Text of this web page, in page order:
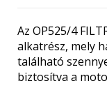
Az OP525/4
alkatrész, mely
található
biztosítva a